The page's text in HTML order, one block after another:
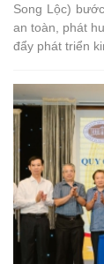
Song Lộc)
an toàn, phát
đẩy phát triển